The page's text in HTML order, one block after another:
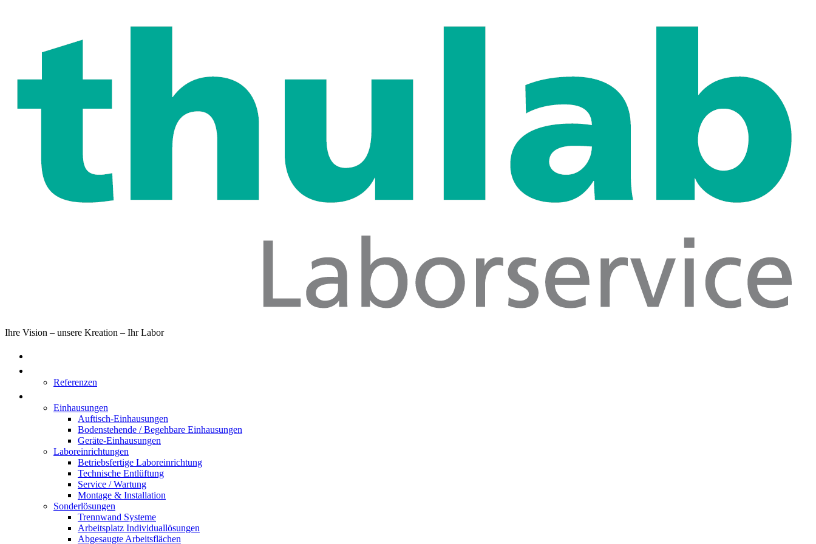
Ihre Vision – unsere Kreation – Ihr Labor
Referenzen
Einhausungen
Auftisch-Einhausungen
Bodenstehende / Begehbare Einhausungen
Geräte-Einhausungen
Laboreinrichtungen
Betriebsfertige Laboreinrichtung
Technische Entlüftung
Service / Wartung
Montage & Installation
Sonderlösungen
Trennwand Systeme
Arbeitsplatz Individuallösungen
Abgesaugte Arbeitsflächen